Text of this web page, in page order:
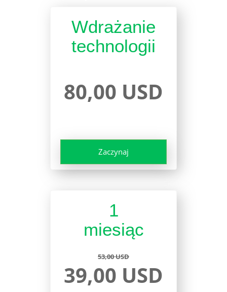
Wdrażanie
technologii
80,00 USD
Zaczynaj
1
miesiąc
53,00 USD
39,00 USD